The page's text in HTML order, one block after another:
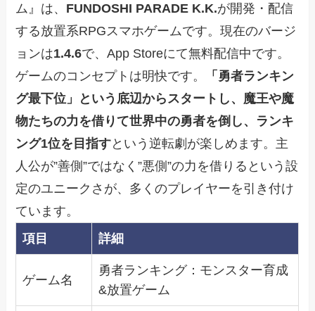
ム』は、 FUNDOSHI PARADE K.K.が開発・配信
する放置系RPGスマホゲームです。現在のバージ
ョンは1.4.6で、App Storeにて無料配信中です。
ゲームのコンセプトは明快です。
「勇者ランキン
グ最下位」という底辺からスタートし、魔王や魔
物たちの力を借りて世界中の勇者を倒し、ランキ
ング1位を目指すという逆転劇が楽しめます。主
人公が”善側”ではなく”悪側”の力を借りるという設
定のユニークさが、多くのプレイヤーを引き付け
ています。
項目
詳細
ゲーム名
勇者ランキング：モンスター育成
&放置ゲーム